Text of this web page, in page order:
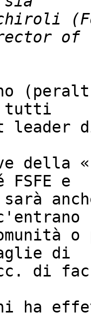
tutti
della
e
di
di
ha